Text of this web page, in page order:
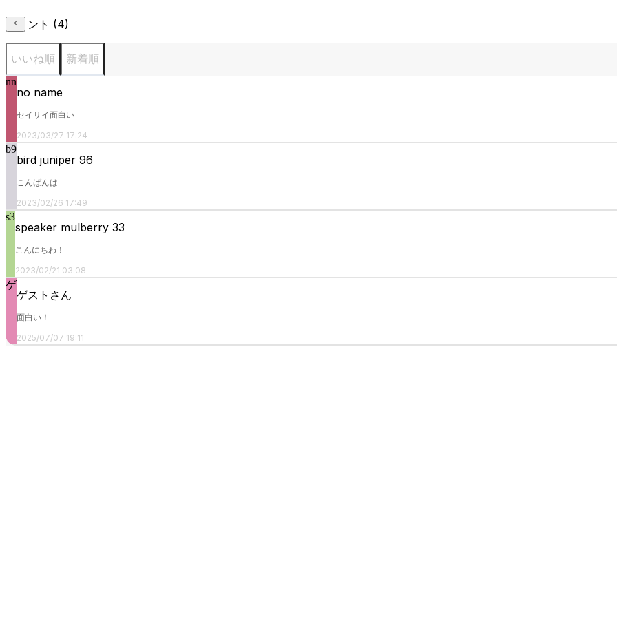
コメント (4)
いいね順
新着順
nn
no name
セイサイ面白い
2023/03/27 17:24
b9
bird juniper 96
こんばんは
2023/02/26 17:49
s3
speaker mulberry 33
こんにちわ！
2023/02/21 03:08
ゲ
ゲストさん
面白い！
2025/07/07 19:11